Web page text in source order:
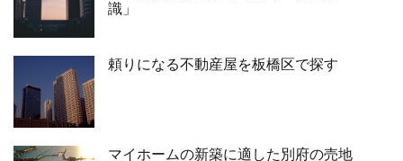
識」
頼りになる不動産屋を板橋区で探す
マイホームの新築に適した別府の売地